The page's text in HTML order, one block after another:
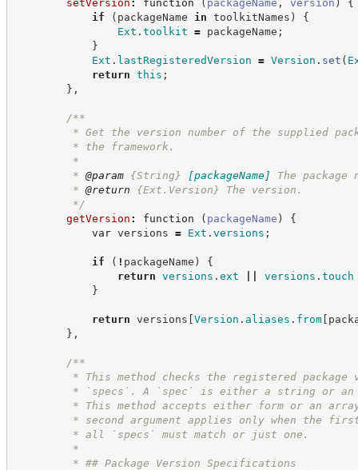
setVersion : function ( packageName , version )
{
if
( packageName in toolkitNames )
{
Ext . toolkit = packageName ;
}
Ext . lastRegisteredVersion = Version . set (
return this ;
} ,
/**
* Get the version number of the supplied
* the framework.
*
* @param {String} [packageName]
The
* @return {Ext.Version}
The version.
*/
getVersion : function ( packageName )
{
var versions = Ext . versions ;
if ( ! packageName )
{
return versions . ext versions . touch
}
return versions [Version . aliases . from[
} ,
/**
* This method checks the registered package
* `specs`. A `spec` is either a string or an
* This method accepts either form or an array
* second argument applies only when the first
* all `specs` must match or just one.
*
* ## Package Version Specifications